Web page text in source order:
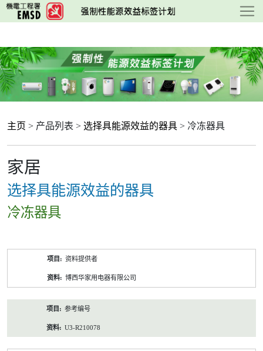
跳
至
要
内
容
主页 > 产品列表 > 选择具能源效益的器具 > 冷冻器具
家居
选择具能源效益的器具
冷冻器具
资料提供者
博西华家用电器有限公司
参考编号
U3-R210078